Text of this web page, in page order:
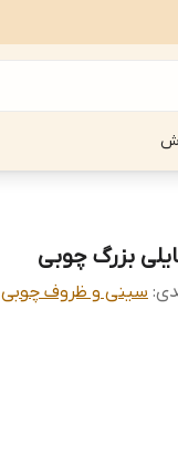
بزرگ چوبی
: سینی و ظروف چوبی